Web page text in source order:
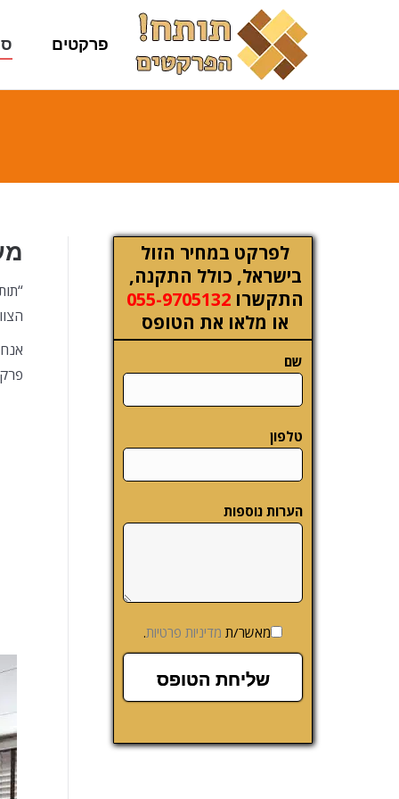
פרקטים
לפרקט במחיר הזול
בישראל, כולל התקנה,
התקשרו 055-9705132
או מלאו את הטופס
שם
טלפון
הערות נוספות
מאשר/ת מדיניות פרטיות.